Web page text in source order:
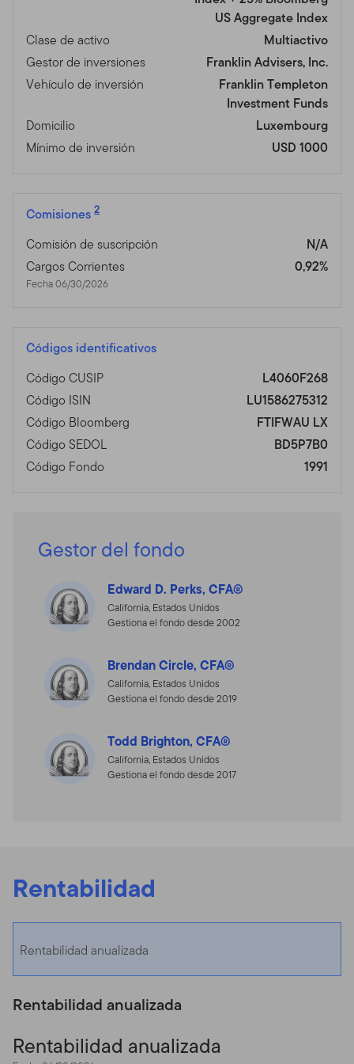
US Aggregate Index
Clase de activo
Multiactivo
Gestor de inversiones
Franklin Advisers, Inc.
Vehículo de inversión
Franklin Templeton
Investment Funds
Domicilio
Luxembourg
Mínimo de inversión
USD 1000
Comisiones 2
Comisión de suscripción
N/A
Cargos Corrientes
Fecha 06/30/2026
0,92%
Códigos identificativos
Código CUSIP
L4060F268
Código ISIN
LU1586275312
Código Bloomberg
FTIFWAU LX
Código SEDOL
BD5P7B0
Código Fondo
1991
Gestor del fondo
Edward D. Perks, CFA®
California, Estados Unidos
Gestiona el fondo desde 2002
Brendan Circle, CFA®
California, Estados Unidos
Gestiona el fondo desde 2019
Todd Brighton, CFA®
California, Estados Unidos
Gestiona el fondo desde 2017
Rentabilidad
Rentabilidad anualizada
Rentabilidad anualizada
Rentabilidad anualizada